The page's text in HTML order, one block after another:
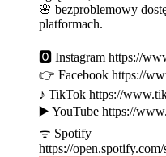
🌸 bezproblemowy
platformach.
🅾 Instagram https://
👉 Facebook https://
♪ TikTok https://
▶️ YouTube https://
ᯤ Spotify
https://